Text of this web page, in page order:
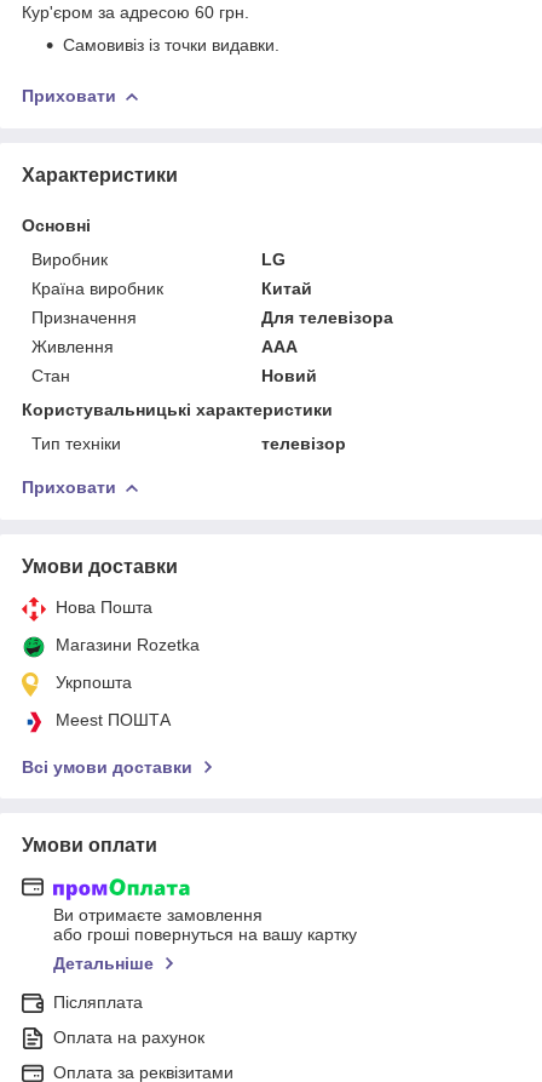
Кур'єром за адресою 60 грн.
Самовивіз із точки видавки.
Приховати
Характеристики
Основні
Виробник
LG
Країна виробник
Китай
Призначення
Для телевізора
Живлення
AAA
Стан
Новий
Користувальницькі характеристики
Тип техніки
телевізор
Приховати
Умови доставки
Нова Пошта
Магазини Rozetka
Укрпошта
Meest ПОШТА
Всі умови доставки
Умови оплати
Ви отримаєте замовлення
або гроші повернуться на вашу картку
Детальніше
Післяплата
Оплата на рахунок
Оплата за реквізитами